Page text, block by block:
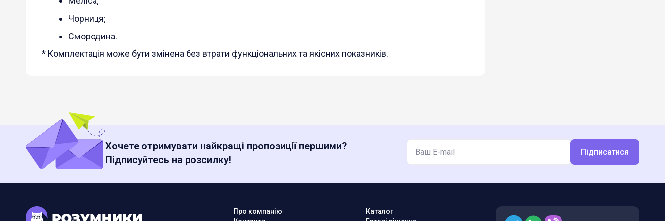
Чорниця;
Смородина.
* Комплектація може бути змінена без втрати функціональних та якісних показників.
Хочете отримувати найкращі пропозиції першими?
Підписуйтесь на розсилку!
Підписатися
Про компанію
Каталог